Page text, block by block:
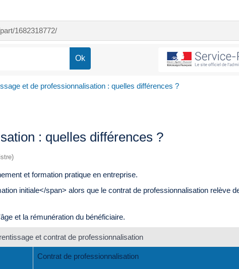
1682318772/
et de professionnalisation : quelles différences ?
: quelles différences ?
et formation pratique en entreprise.
initiale</span> alors que le contrat de professionnalisation relève
et la rémunération du bénéficiaire.
et contrat de professionnalisation
Contrat de professionnalisation